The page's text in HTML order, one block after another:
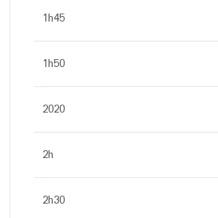
1h45
1h50
2020
2h
2h30